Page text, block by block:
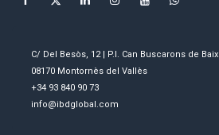
C/ Del Besòs, 12 | P.I. Can Buscarons de Baix
08170 Montornès del Vallès
+34 93 840 90 73
info@ibdglobal.com